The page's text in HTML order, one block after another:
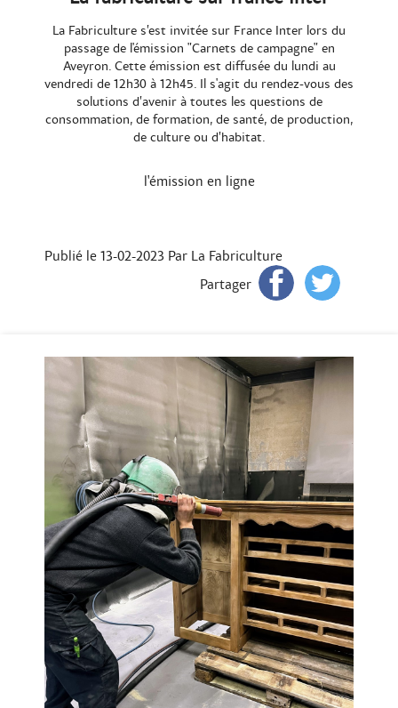
La Fabriculture s’est invitée sur France Inter lors du
passage de l'émission "Carnets de campagne" en
Aveyron. Cette émission est diffusée du lundi au
vendredi de 12h30 à 12h45. Il s'agit du rendez-vous des
solutions d’avenir à toutes les questions de
consommation, de formation, de santé, de production,
de culture ou d’habitat.
l'émission en ligne
Publié le 13-02-2023 Par La Fabriculture
Partager